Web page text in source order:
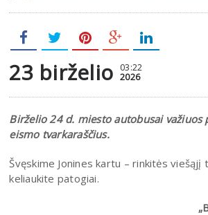
23 birželio 03:22
2026
Birželio 24 d. miesto autobusai važiuos
eismo tvarkaraščius.
Švęskime Jonines kartu – rinkitės
keliaukite patogiai.